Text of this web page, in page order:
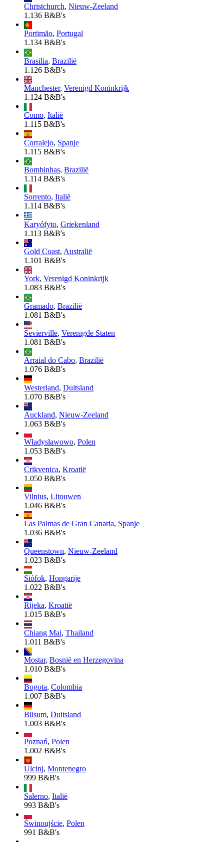
Christchurch, Nieuw-Zeeland
1.136 B&B's
Portimão, Portugal
1.134 B&B's
Brasilia, Brazilië
1.126 B&B's
Manchester, Verenigd Koninkrijk
1.124 B&B's
Como, Italië
1.115 B&B's
Corralejo, Spanje
1.115 B&B's
Bombinhas, Brazilië
1.114 B&B's
Sorrento, Italië
1.114 B&B's
Karyófyto, Griekenland
1.113 B&B's
Gold Coast, Australië
1.101 B&B's
York, Verenigd Koninkrijk
1.083 B&B's
Gramado, Brazilië
1.081 B&B's
Sevierville, Verenigde Staten
1.081 B&B's
Arraial do Cabo, Brazilië
1.076 B&B's
Westerland, Duitsland
1.070 B&B's
Auckland, Nieuw-Zeeland
1.063 B&B's
Władysławowo, Polen
1.053 B&B's
Crikvenica, Kroatië
1.050 B&B's
Vilnius, Litouwen
1.046 B&B's
Las Palmas de Gran Canaria, Spanje
1.036 B&B's
Queenstown, Nieuw-Zeeland
1.023 B&B's
Siófok, Hongarije
1.022 B&B's
Rijeka, Kroatië
1.015 B&B's
Chiang Mai, Thailand
1.011 B&B's
Mostar, Bosnië en Herzegovina
1.010 B&B's
Bogota, Colombia
1.007 B&B's
Büsum, Duitsland
1.003 B&B's
Poznań, Polen
1.002 B&B's
Ulcinj, Montenegro
999 B&B's
Salerno, Italië
993 B&B's
Świnoujście, Polen
991 B&B's